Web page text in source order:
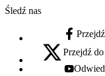
Śledź nas
facebook -
x - otwiera się w
Przejdź
youtube -